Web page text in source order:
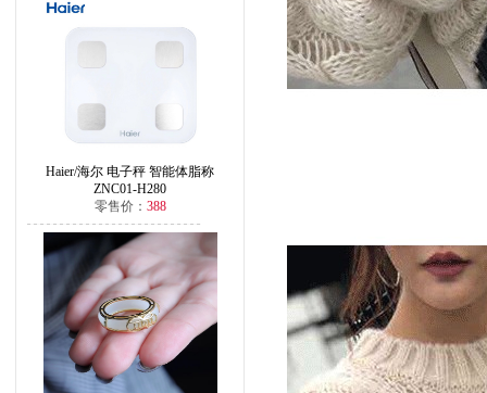
Haier/海尔 电子秤 智能体脂称
ZNC01-H280
零售价： 388